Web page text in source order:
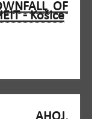
OF
- Košice